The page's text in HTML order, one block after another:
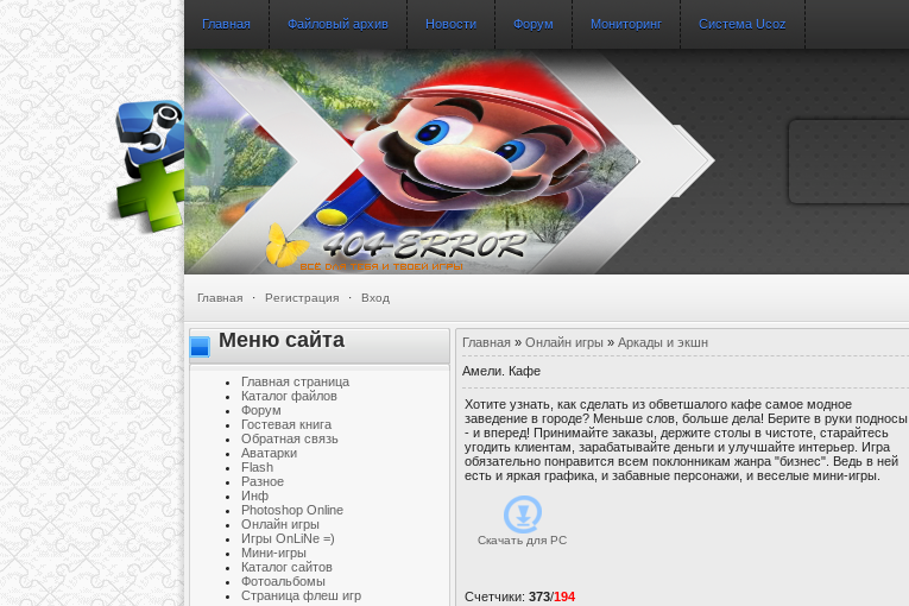
Главная Файловый архив Новости Форум Мониторинг Система Ucoz
Главная · Регистрация · Вход
Меню сайта
Главная страница
Каталог файлов
Форум
Гостевая книга
Обратная связь
Аватарки
Flash
Разное
Инф
Photoshop Online
Онлайн игры
Игры OnLiNe =)
Мини-игры
Каталог сайтов
Фотоальбомы
Cтраница флеш игр
Главная » Онлайн игры » Аркады и экшн
Амели. Кафе
Хотите узнать, как сделать из обветшалого кафе самое модное
заведение в городе? Меньше слов, больше дела! Берите в руки подносы
- и вперед! Принимайте заказы, держите столы в чистоте, старайтесь
угодить клиентам, зарабатывайте деньги и улучшайте интерьер. Игра
обязательно понравится всем поклонникам жанра "бизнес". Ведь в ней
есть и яркая графика, и забавные персонажи, и веселые мини-игры.
Скачать для PC
Счетчики: 373/194